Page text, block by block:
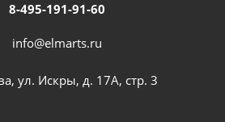
8-495-191-91-60
info@elmarts.ru
ул. Искры, д. 17А, стр. 3